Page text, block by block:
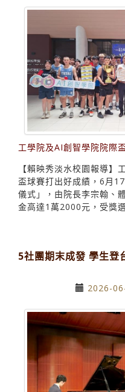
工學院及AI創智學院院際
【賴映秀淡水校園報導】
盃球賽打出好成績，6月
儀式」，由院長李宗翰、
金高達1萬2000元，受獎
5社團期末成發 學生登
2026-